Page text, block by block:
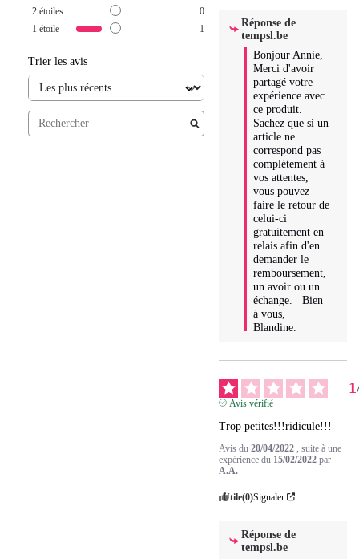
2 étoiles
0
1 étoile 1
Trier les avis
Réponse de
tempsl.be
Bonjour Annie,
Merci d'avoir
partagé votre
expérience avec
ce produit.
Sachez que si un
article ne
correspond pas
complétement à
vos attentes,
vous pouvez
faire le retour de
celui-ci
gratuitement en
relais afin d'en
demander le
remboursement,
un avoir ou un
échange.   Bien
à vous,
Blandine.
1
Avis vérifié
Trop petites!!!ridicule!!!
Avis du20/04/2022
, suite à une
expérience du 15/02/2022 par
A.A.
Utile(0)Signaler
Réponse de
tempsl.be